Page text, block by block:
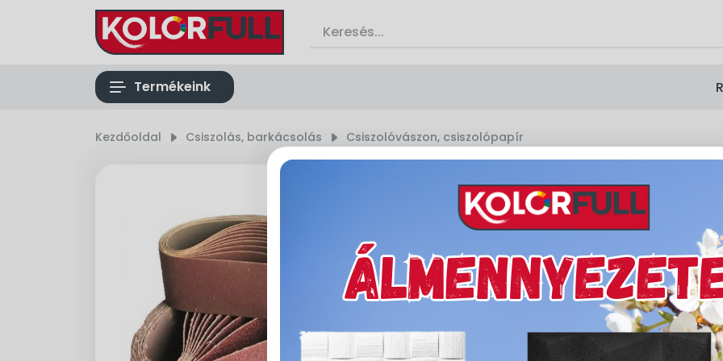
list Termékeink
Kezdőoldal right_small Csiszolás, barkácsolás right_small Csiszolóvászon, csiszolópapír
Topex csiszolóvászon
70223Mennyiségi egység: dbMárka: Egyéb
Kedvencekhez ad